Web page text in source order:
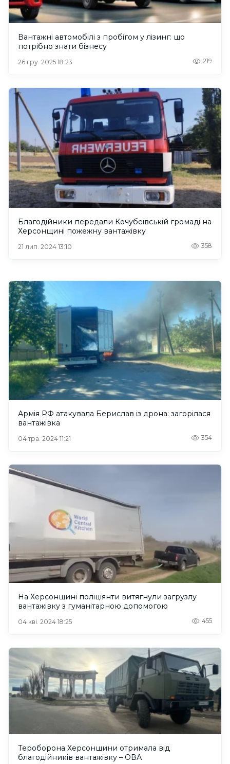
Вантажні автомобілі з пробігом у лізинг: що
потрібно знати бізнесу
26 гру. 2025 18:23 219
Благодійники передали Кочубеївській громаді на
Херсонщині пожежну вантажівку
21 лип. 2024 13:10 358
Армія РФ атакувала Берислав із дрона: загорілася
вантажівка
04 тра. 2024 11:21 354
На Херсонщині поліціянти витягнули загрузлу
вантажівку з гуманітарною допомогою
04 кві. 2024 18:25 455
Тероборона Херсонщини отримала від
благодійників вантажівку – ОВА